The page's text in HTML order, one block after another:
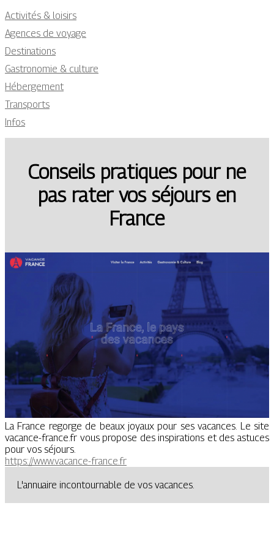
Activités & loisirs
Agences de voyage
Destinations
Gastronomie & culture
Hébergement
Transports
Infos
Conseils pratiques pour ne
pas rater vos séjours en
France
La France regorge de beaux joyaux pour ses vacances. Le site
vacance-france.fr vous propose des inspirations et des astuces
pour vos séjours.
https://www.vacance-france.fr
L'annuaire incontournable de vos vacances.